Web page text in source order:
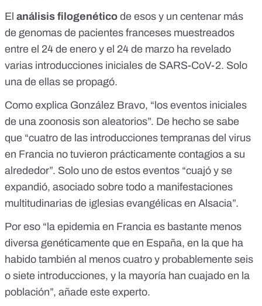
El análisis filogenético de esos y un centenar más
de genomas de pacientes franceses muestreados
entre el 24 de enero y el 24 de marzo ha revelado
varias introducciones iniciales de SARS-CoV-2. Solo
una de ellas se propagó.
Como explica González Bravo, “los eventos iniciales
de una zoonosis son aleatorios”. De hecho se sabe
que “cuatro de las introducciones tempranas del virus
en Francia no tuvieron prácticamente contagios a su
alrededor”. Solo uno de estos eventos “cuajó y se
expandió, asociado sobre todo a manifestaciones
multitudinarias de iglesias evangélicas en Alsacia”.
Por eso “la epidemia en Francia es bastante menos
diversa genéticamente que en España, en la que ha
habido también al menos cuatro y probablemente seis
o siete introducciones, y la mayoría han cuajado en la
población”, añade este experto.